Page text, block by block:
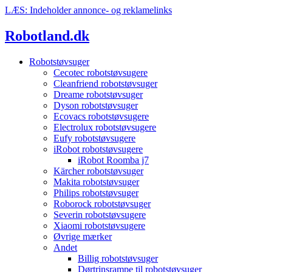
Videre
indhold
LÆS: Indeholder annonce- og reklamelinks
Robotland.dk
Robotstøvsuger
Cecotec robotstøvsugere
Cleanfriend robotstøvsuger
Dreame robotstøvsuger
Dyson robotstøvsuger
Ecovacs robotstøvsugere
Electrolux robotstøvsugere
Eufy robotstøvsugere
iRobot robotstøvsugere
iRobot Roomba j7
Kärcher robotstøvsuger
Makita robotstøvsuger
Philips robotstøvsuger
Roborock robotstøvsuger
Severin robotstøvsugere
Xiaomi robotstøvsugere
Øvrige mærker
Andet
Billig robotstøvsuger
Dørtrinsrampe til robotstøvsuger